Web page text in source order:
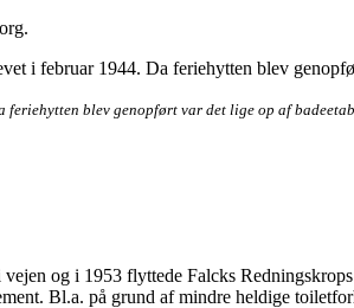
blev genopført var det lige op af
og i 1953 flyttede Falcks
Bl.a. på grund af mindre heldige